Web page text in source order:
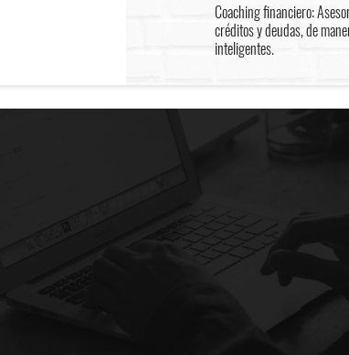
Coaching financiero:
créditos y deudas, de
inteligentes.